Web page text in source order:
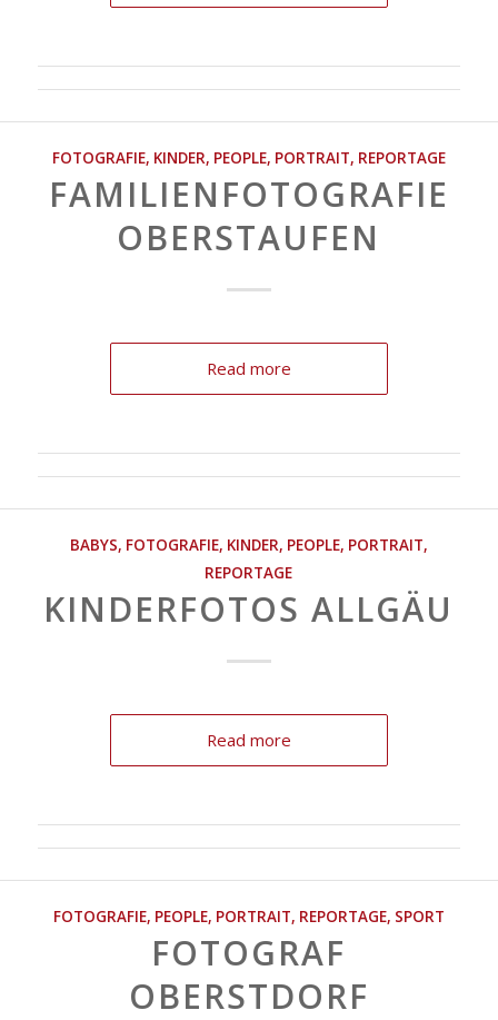
FOTOGRAFIE, KINDER, PEOPLE, PORTRAIT, REPORTAGE
FAMILIENFOTOGRAFIE
OBERSTAUFEN
Read more
BABYS, FOTOGRAFIE, KINDER, PEOPLE, PORTRAIT,
REPORTAGE
KINDERFOTOS ALLGÄU
Read more
FOTOGRAFIE, PEOPLE, PORTRAIT, REPORTAGE, SPORT
FOTOGRAF
OBERSTDORF